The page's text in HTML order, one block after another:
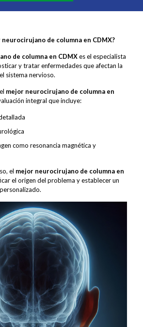
neurocirujano de columna en CDMX?
de columna en CDMXes el especialista
y tratar enfermedades que afectan la
sistema nervioso.
mejor neurocirujano de columna en
integral que incluye:
como resonancia magnética y
el mejor neurocirujano de columna en
el origen del problema y establecer un